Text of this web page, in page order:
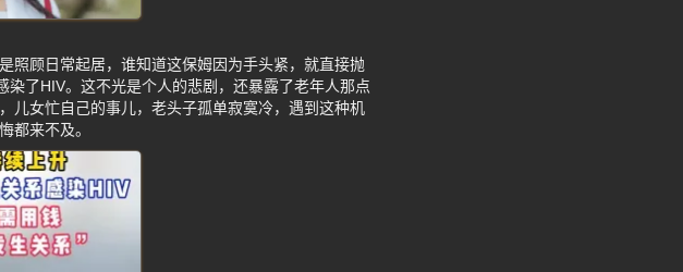
照顾日常起居，谁知道这保姆因为手头紧，就直接抛
染了HIV。这不光是个人的悲剧，还暴露了老年人那点
儿女忙自己的事儿，老头子孤单寂寞冷，遇到这种机
都来不及。